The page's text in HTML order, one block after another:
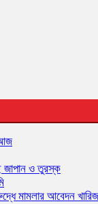
আজ
জাপান ও তুরস্ক
মামলার আবেদন খারিজ